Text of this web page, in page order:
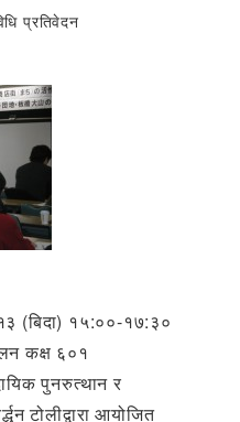
शुभकामना
प्रतिवेदन
(बिदा) १५:००-१७:३०
कक्ष ६०१
पुनरुत्थान र
टोलीद्वारा आयोजित